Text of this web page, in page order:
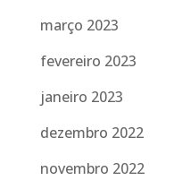
março 2023
fevereiro 2023
janeiro 2023
dezembro 2022
novembro 2022